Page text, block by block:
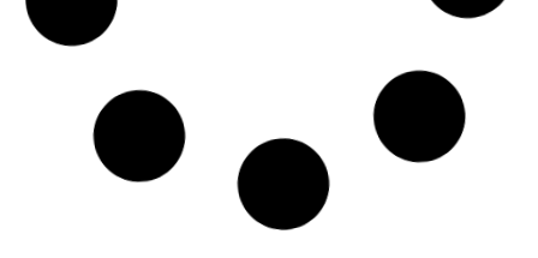
Peugeot Boxer
Autocaravan
a Integral
ma
6